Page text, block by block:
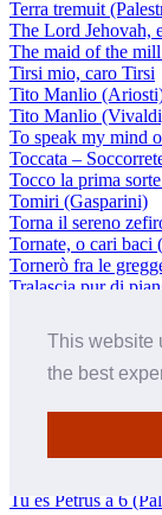
This website
the best
Terra tremuit
The Lord Jehovah,
The maid of the
Tirsi mio, caro Tirsi
Tito Manlio
Tito Manlio
To speak my mind
Toccata –
Tocco la prima
Tomiri (Gasparini)
Torna il sereno
Tornate, o cari baci
Tornerò fra le
Tralascia pur di
Tremori al braccio
Tres sacrae
Tribularer, si
Tribulationes
Tristis est anima
Tu es Petrus a 6